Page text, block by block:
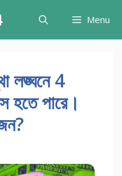
Menu
লঙ্ঘনে 4
হতে পারে।